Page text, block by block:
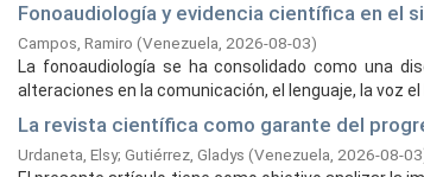
Fonoaudiología y evidencia científica en el
Campos, Ramiro (Venezuela, 2026-08-03)
La fonoaudiología se ha consolidado como una
alteraciones en la comunicación, el lenguaje, la voz el
La revista científica como garante del
Urdaneta, Elsy; Gutiérrez, Gladys (Venezuela, 2026-08-03